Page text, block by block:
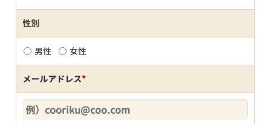
性別
男性 女性
メールアドレス*